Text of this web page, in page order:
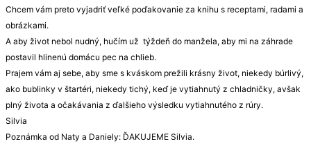
Chcem vám preto vyjadriť veľké poďakovanie za knihu s receptami, radami a
obrázkami.
A aby život nebol nudný, hučím už týždeň do manžela, aby mi na záhrade
postavil hlinenú domácu pec na chlieb.
Prajem vám aj sebe, aby sme s kváskom prežili krásny život, niekedy búrlivý,
ako bublinky v štartéri, niekedy tichý, keď je vytiahnutý z chladničky, avšak
plný života a očakávania z ďalšieho výsledku vytiahnutého z rúry.
Silvia
Poznámka od Naty a Daniely: ĎAKUJEME Silvia.